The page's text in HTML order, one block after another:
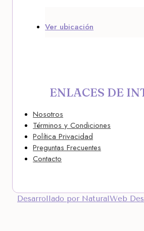
Ver ubicación
ENLACES DE
Nosotros
Términos y Condiciones
Política Privacidad
Preguntas Frecuentes
Contacto
Desarrollado por NaturalWeb